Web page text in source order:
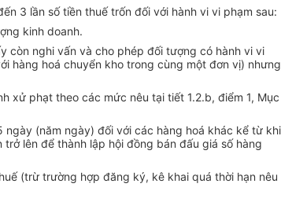
3 lần số tiền thuế trốn đối với hành vi vi phạm sau:
kinh doanh.
còn nghi vấn và cho phép đối tượng có hành vi vi
hàng hoá chuyển kho trong cùng một đơn vị) nhưng
xử phạt theo các mức nêu tại tiết 1.2.b, điểm 1, Mục
(năm ngày) đối với các hàng hoá khác kể từ khi
lên để thành lập hội đồng bán đấu giá số hàng
(trừ trường hợp đăng ký, kê khai quá thời hạn nêu